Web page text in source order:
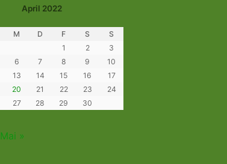
April 2022
M D F S
S
1
2
3
6 7 8 9
10
13 14 15 16
17
20 21 22 23
24
27 28 29 30
Mai »